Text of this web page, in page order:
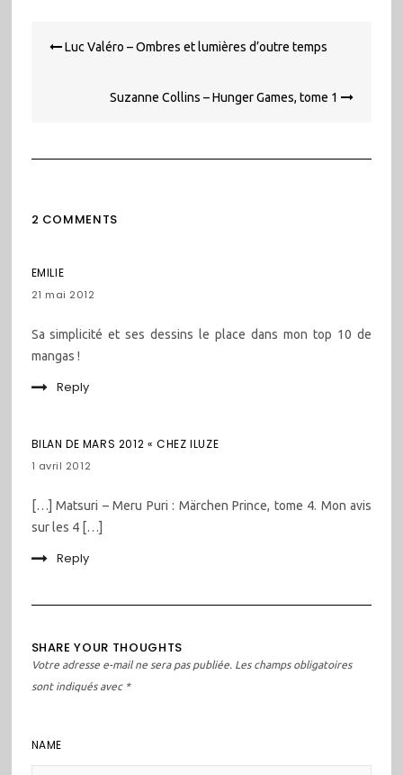
de Luc Valéro – Ombres et lumières d’outre temps
Suzanne Collins – Hunger Games, tome 1
2 COMMENTS
EMILIE
21 mai 2012
Sa simplicité et ses dessins le place dans mon top 10 de
mangas !
Reply
BILAN DE MARS 2012 « CHEZ ILUZE
1 avril 2012
[…] Matsuri – Meru Puri : Märchen Prince, tome 4. Mon avis
sur les 4 […]
Reply
SHARE YOUR THOUGHTS
Votre adresse e-mail ne sera pas publiée. Les champs obligatoires
sont indiqués avec *
NAME